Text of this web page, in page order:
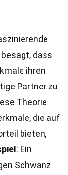
dass
ihren
Partner zu
Theorie
die auf
bieten,
: Ein
Schwanz